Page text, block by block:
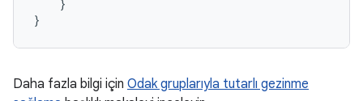
}
}
Daha fazla bilgi için Odak gruplarıyla tutarlı gezinme